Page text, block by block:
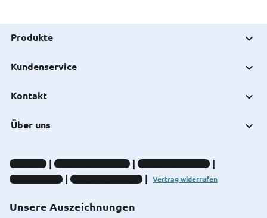
Produkte
Kundenservice
Kontakt
Über uns
Unsere Auszeichnungen
Impressum Datenschutz-Hinweise
Compliance-Hinweise
Barrierefreiheit
Cookie-Einstellungen Vertrag widerrufen